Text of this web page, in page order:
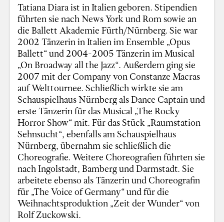
Tatiana Diara ist in Italien geboren. Stipendien
führten sie nach News York und Rom sowie an
die Ballett Akademie Fürth/Nürnberg. Sie war
2002 Tänzerin in Italien im Ensemble „Opus
Ballett“ und 2004-2005 Tänzerin im Musical
„On Broadway all the Jazz“. Außerdem ging sie
2007 mit der Company von Constanze Macras
auf Welttournee. Schließlich wirkte sie am
Schauspielhaus Nürnberg als Dance Captain und
erste Tänzerin für das Musical „The Rocky
Horror Show“ mit. Für das Stück „Raumstation
Sehnsucht“, ebenfalls am Schauspielhaus
Nürnberg, übernahm sie schließlich die
Choreografie. Weitere Choreografien führten sie
nach Ingolstadt, Bamberg und Darmstadt. Sie
arbeitete ebenso als Tänzerin und Choreografin
für „The Voice of Germany“ und für die
Weihnachtsproduktion „Zeit der Wunder“ von
Rolf Zuckowski.